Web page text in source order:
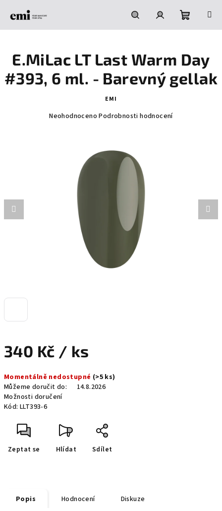
HledatPřihlášeníNákupní
košík
340 Kč / ks
cena:
Momentálně nedostupné (>5 ks)
Můžeme doručit do:
14.8.2026
Možnosti doručení
Kód: LLT393-6
Zeptat se Hlídat Sdílet
E.MiLac LT Last Warm Day
#393, 6 ml. - Barevný gellak
EMI
Průměrné
hvězdiček.
Neohodnoceno Podrobnosti hodnocení
Popis Hodnocení Diskuze